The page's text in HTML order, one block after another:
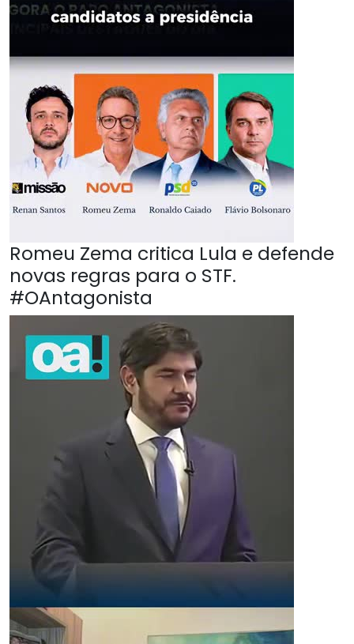
Romeu Zema critica Lula e defende
novas regras para o STF.
#OAntagonista